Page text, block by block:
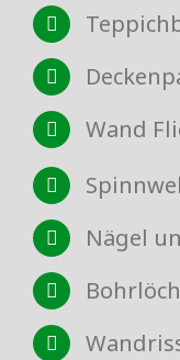
Wand
Nägel